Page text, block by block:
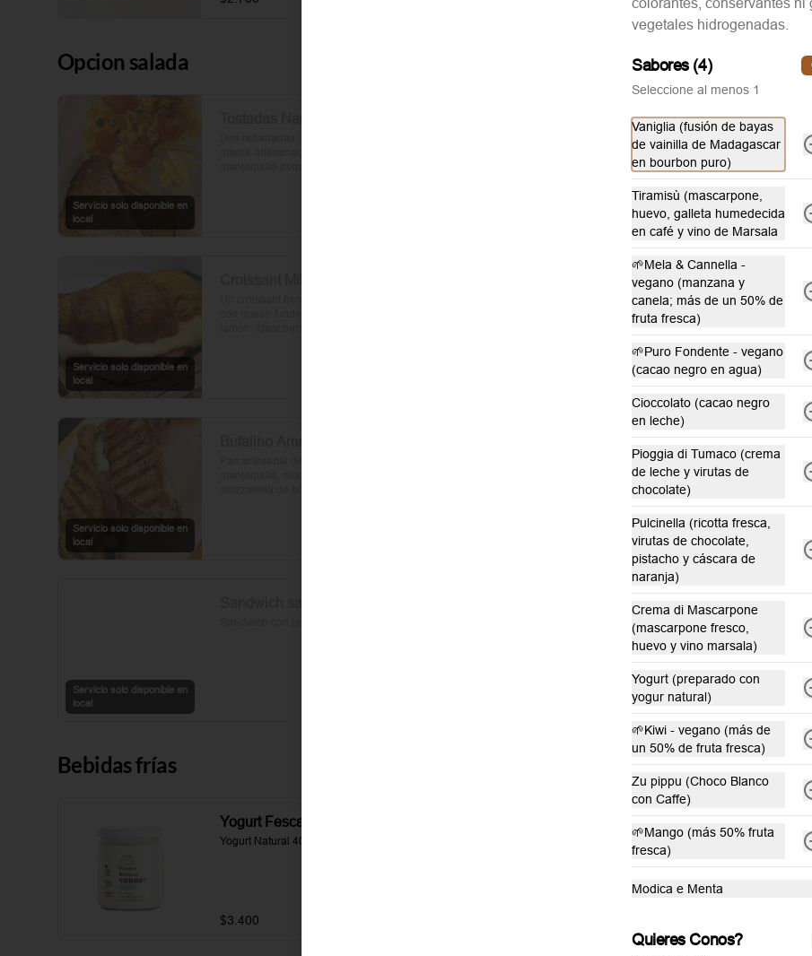
Opcion salada
Servicio solo disponible en
local
Tostadas Taormina
Dos rebanadas de pan de masa
madre artesanal, untadas con
mantequilla pomada y cubiertas con
palta. Dos huevos frescos y un
toque de perejil picado, mientras el
aceite de oliva, la sal y la pimienta
realzan su sabor natural.
Servicio solo disponible en
local
Croissant Venezia
Un croissant suave y dorado,
relleno de queso, jamón fresco,
crujiente lechuga y jugosas
comenzar el día.
Servicio solo disponible en
local
Pecorino e Pancetta
Verona
Dos rebanadas de pan artesanal
con mantequilla, rúcula fresca,
cebolla morada, panceta crujiente,
queso pecorino y tomates cherry
asados. Todo realzado con
mayonesa al romero, sal, pimienta y
un toque de aceite de oliva.
Servicio solo disponible en
local
Aggiunta Huevo revuelto
Bebidas frías
Yogurt Fesca Rebecca
Yogurt Natural 400 gr.
$3.400
Yogurt Griego
Yogurt Grigo Fresca Rebecca
vegetales hidrogenadas.
Sabores (4)
Seleccione al menos 1
Vaniglia (fusión de bayas
de vainilla de Madagascar
en bourbon puro)
Tiramisù (mascarpone,
huevo, galleta humedecida
en café y vino de Marsala
🌱Mela & Cannella -
vegano (manzana y
canela; más de un 50% de
fruta fresca)
🌱Puro Fondente - vegano
(cacao negro en agua)
Cioccolato (cacao negro
en leche)
Pioggia di Tumaco (crema
de leche y virutas de
chocolate)
Pulcinella (ricotta fresca,
virutas de chocolate,
pistacho y cáscara de
naranja)
Crema di Mascarpone
(mascarpone fresco,
huevo y vino marsala)
Yogurt (preparado con
yogur natural)
🌱Kiwi - vegano (más de
un 50% de fruta fresca)
Zu pippu (Choco Blanco
con Caffe)
🌱Mango (más 50% fruta
fresca)
Modica e Menta
Quieres Conos?